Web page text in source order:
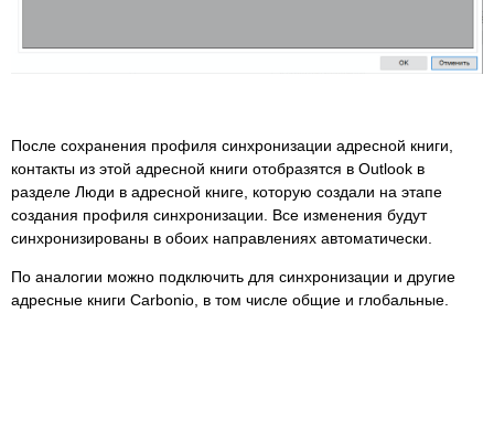
После сохранения профиля синхронизации адресной книги,
контакты из этой адресной книги отобразятся в Outlook в
разделе Люди в адресной книге, которую создали на этапе
создания профиля синхронизации. Все изменения будут
синхронизированы в обоих направлениях автоматически.
По аналогии можно подключить для синхронизации и другие
адресные книги Carbonio, в том числе общие и глобальные.